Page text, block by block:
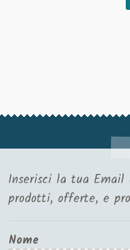
Inserisci la tua Email
prodotti, offerte, e
Nome